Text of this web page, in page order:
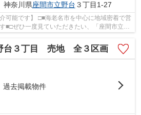
神奈川県座間市立野台 ３丁目1-27
可能です】 □■海老名市を中心に地域密着で営
■□ぜひ一度見ていただきたい、「座間市立野
台３丁目 売地 全３区画
過去掲載物件